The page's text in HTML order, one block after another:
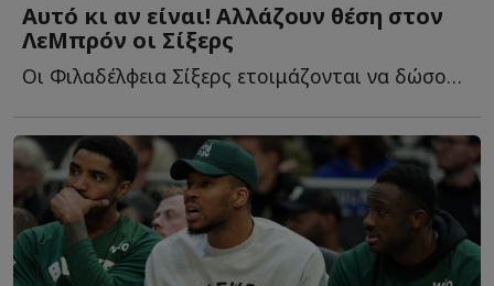
Αυτό κι αν είναι! Αλλάζουν θέση στον
ΛεΜπρόν οι Σίξερς
Οι Φιλαδέλφεια Σίξερς ετοιμάζονται να δώσουν έναν δ...